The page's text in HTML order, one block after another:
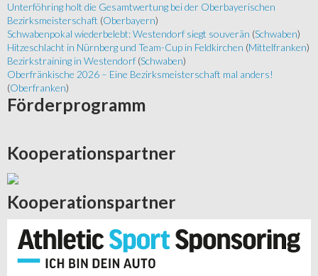
Unterföhring holt die Gesamtwertung bei der Oberbayerischen
Bezirksmeisterschaft (Oberbayern)
Schwabenpokal wiederbelebt: Westendorf siegt souverän (Schwaben)
Hitzeschlacht in Nürnberg und Team-Cup in Feldkirchen (Mittelfranken)
Bezirkstraining in Westendorf (Schwaben)
Oberfränkische 2026 – Eine Bezirksmeisterschaft mal anders!
(Oberfranken)
Förderprogramm
Kooperationspartner
Kooperationspartner